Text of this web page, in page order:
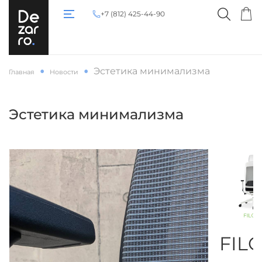
+7 (812) 425-44-90
Главная Новости Эстетика минимализма
Эстетика минимализма